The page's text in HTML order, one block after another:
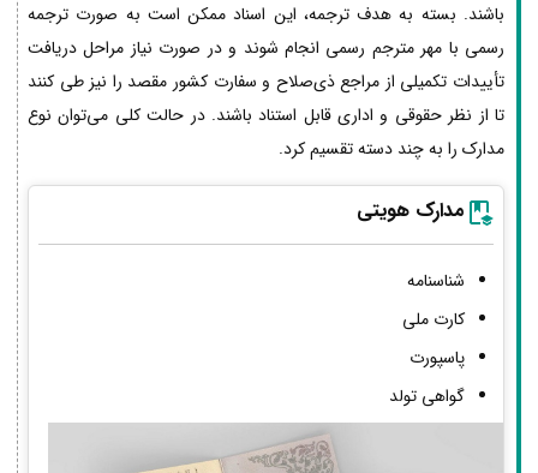
باشند. بسته به هدف ترجمه، این اسناد ممکن است به صورت ترجمه
رسمی با مهر مترجم رسمی انجام شوند و در صورت نیاز مراحل دریافت
تأییدات تکمیلی از مراجع ذی‌صلاح و سفارت کشور مقصد را نیز طی کنند
تا از نظر حقوقی و اداری قابل استناد باشند. در حالت کلی می‌توان نوع
مدارک را به چند دسته تقسیم کرد.
مدارک هویتی
شناسنامه
کارت ملی
پاسپورت
گواهی تولد